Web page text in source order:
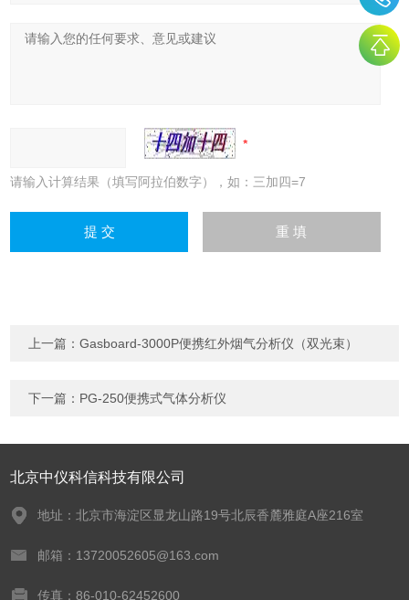
请输入计算结果（填写阿拉伯数字），如：三加四=7
上一篇：Gasboard-3000P便携红外烟气分析仪（双光束）
下一篇： PG-250便携式气体分析仪
北京中仪科信科技有限公司
地址：北京市海淀区显龙山路19号北辰香麓雅庭A座216室
邮箱：13720052605@163.com
传真：86-010-62452600